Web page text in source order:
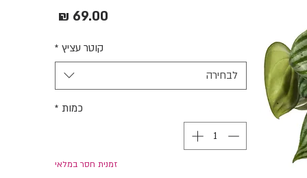
קוטר עציץ *
לבחירה
כמות *
זמנית חסר במלאי